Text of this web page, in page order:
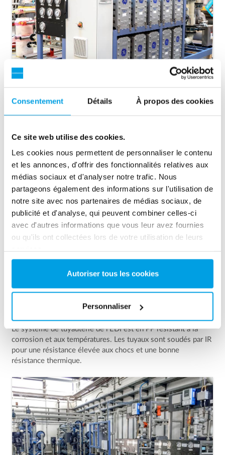
Consentement Détails À propos des cookies
Ce site web utilise des cookies.
Les cookies nous permettent de personnaliser le contenu
et les annonces, d'offrir des fonctionnalités relatives aux
médias sociaux et d'analyser notre trafic. Nous
partageons également des informations sur l'utilisation de
notre site avec nos partenaires de médias sociaux, de
publicité et d'analyse, qui peuvent combiner celles-ci
avec d'autres informations que vous leur avez fournies
ou qu'ils ont collectées lors de votre utilisation de leurs
Autoriser tous les cookies
Personnaliser
allant jusqu'à 60 m /h.
Le système de tuyauterie de l’EDI est en PP résistant à la
corrosion et aux températures. Les tuyaux sont soudés par IR
pour une résistance élevée aux chocs et une bonne
résistance thermique.